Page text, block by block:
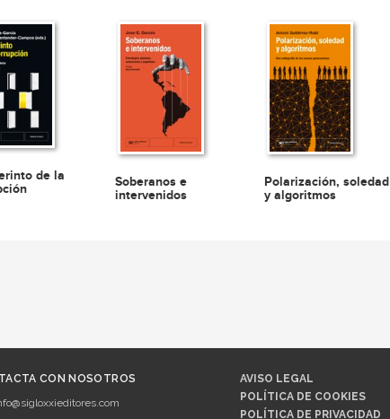
de la
Soberanos e
intervenidos
Polarización, soledad
y algoritmos
CON NOSOTROS
AVISO LEGAL
POLÍTICA DE COOKIES
POLÍTICA DE PRIVACIDAD